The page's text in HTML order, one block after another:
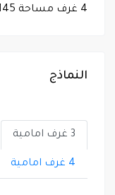
4 غرف مساحة 145 م
النماذج
3 غرف امامية
4 غرف امامية